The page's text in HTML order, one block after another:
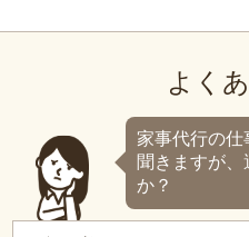
よく
家事代行の仕
聞きますが
か？